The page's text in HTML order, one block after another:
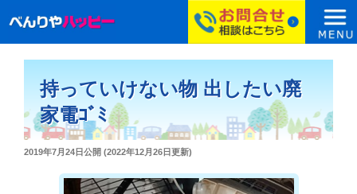
持っていけない物 出したい廃
家電ｺﾞﾐ
投
2019年7月24日公開 (2022年12月26日更新)